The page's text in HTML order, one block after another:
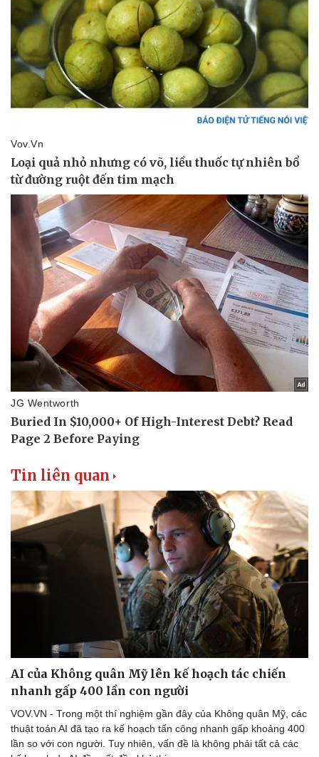
Tin liên quan
AI của Không quân Mỹ lên kế hoạch tác chiến
nhanh gấp 400 lần con người
VOV.VN - Trong một thí nghiệm gần đây của Không quân Mỹ, các
thuật toán AI đã tạo ra kế hoạch tấn công nhanh gấp khoảng 400
lần so với con người. Tuy nhiên, vấn đề là không phải tất cả các